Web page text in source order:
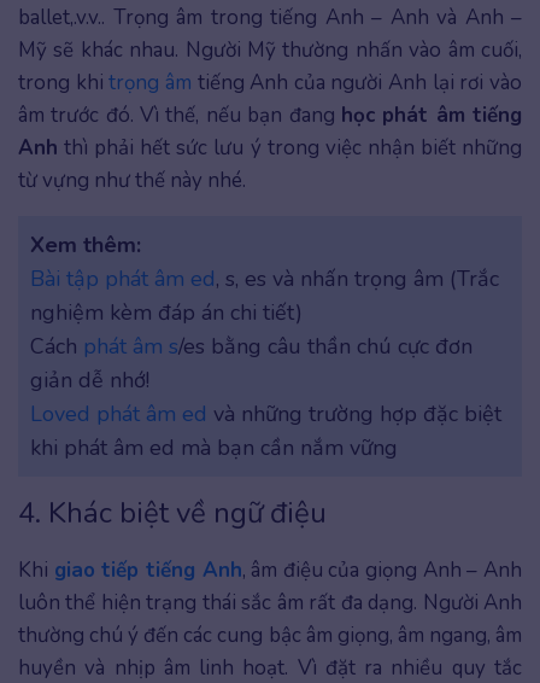
ballet,.v.v.. Trọng âm trong tiếng Anh – Anh và Anh –
Mỹ sẽ khác nhau. Người Mỹ thường nhấn vào âm cuối,
trong khitrọng âm tiếng Anh của người Anh lại rơi vào
âm trước đó. Vì thế, nếu bạn đang học phát âm tiếng
Anh thì phải hết sức lưu ý trong việc nhận biết những
từ vựng như thế này nhé.
Xem thêm:
Bài tập phát âm ed, s, es và nhấn trọng âm (Trắc
nghiệm kèm đáp án chi tiết)
Cách phát âm s/es bằng câu thần chú cực đơn
giản dễ nhớ!
Loved phát âm ed và những trường hợp đặc biệt
khi phát âm ed mà bạn cần nắm vững
4. Khác biệt về ngữ điệu
Khi giao tiếp tiếng Anh, âm điệu của giọng Anh – Anh
luôn thể hiện trạng thái sắc âm rất đa dạng. Người Anh
thường chú ý đến các cung bậc âm giọng, âm ngang, âm
huyền và nhịp âm linh hoạt. Vì đặt ra nhiều quy tắc